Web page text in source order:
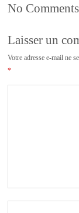
No
Laisser un
Votre adresse e-mail ne
*